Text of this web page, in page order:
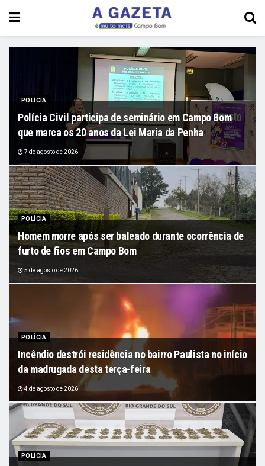
POLÍCIA
Polícia Civil participa de seminário em Campo Bom
que marca os 20 anos da Lei Maria da Penha
7 de agosto de 2026
POLÍCIA
Homem morre após ser baleado durante ocorrência de
furto de fios em Campo Bom
5 de agosto de 2026
POLÍCIA
Incêndio destrói residência no bairro Paulista no início
da madrugada desta terça-feira
4 de agosto de 2026
POLÍCIA